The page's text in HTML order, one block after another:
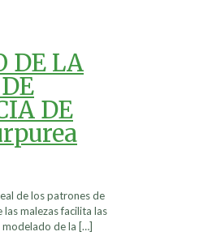
DE LA
DE
de los patrones de
malezas facilita las
de la […]